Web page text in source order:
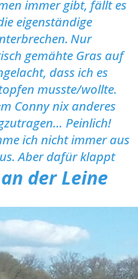
immer gibt, fällt es
eigenständige
Nur
gemähte Gras auf
dass ich es
musste/wollte.
Conny nix anderes
Peinlich!
ich nicht immer aus
Aber dafür klappt
der Leine